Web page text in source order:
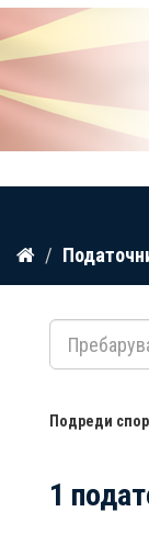
Прескокнете
содржина
Подреди
1